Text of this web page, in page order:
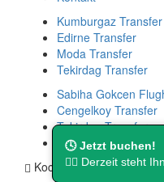
🕓 Jetzt buchen!
👨‍⚖️ Derzeit steht
Kumburgaz Transfer
Edirne Transfer
Moda Transfer
Tekirdag Transfer
Sabiha Gokcen
Cengelkoy Transfer
Tekirdag Transfer
Ikitelli Transfer
Kocatepe Mah.